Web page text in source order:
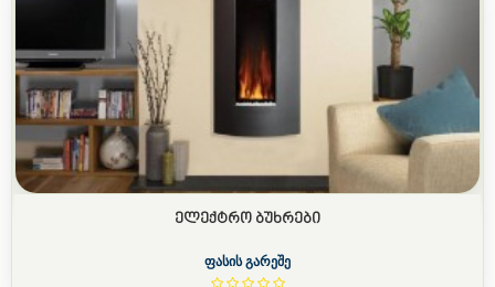
ᲔᲚᲔᲥᲢᲠᲝ ᲑᲣᲮᲠᲔᲑᲘ
ფასის გარეშე